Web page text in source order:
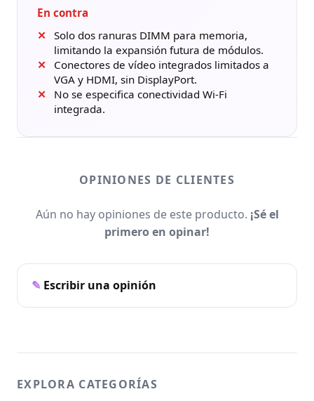
En contra
Solo dos ranuras DIMM para memoria,
limitando la expansión futura de módulos.
Conectores de vídeo integrados limitados a
VGA y HDMI, sin DisplayPort.
No se especifica conectividad Wi-Fi
integrada.
OPINIONES DE CLIENTES
Aún no hay opiniones de este producto. ¡Sé el
primero en opinar!
Escribir una opinión
EXPLORA CATEGORÍAS